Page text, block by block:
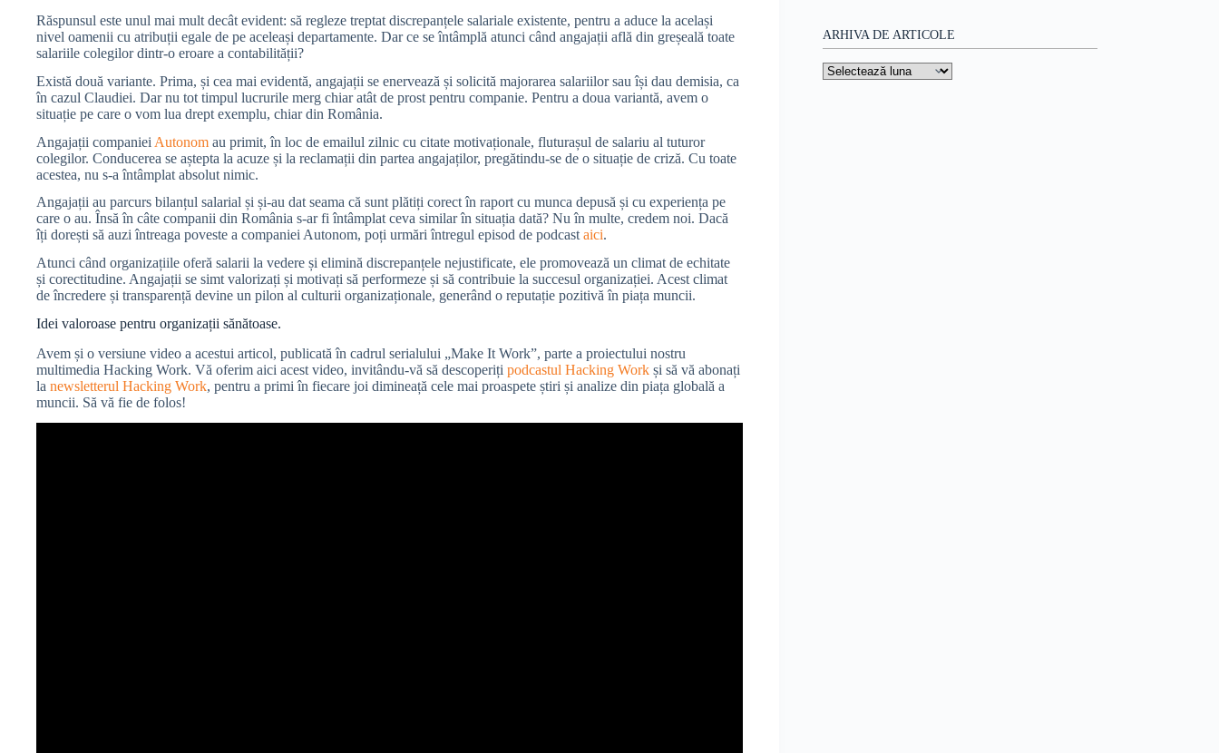
Răspunsul este unul mai mult decât evident: să regleze treptat discrepanțele salariale existente, pentru a aduce la același
nivel oamenii cu atribuții egale de pe aceleași departamente. Dar ce se întâmplă atunci când angajații află din greșeală toate
salariile colegilor dintr-o eroare a contabilității?
Există două variante. Prima, și cea mai evidentă, angajații se enervează și solicită majorarea salariilor sau își dau demisia, ca
în cazul Claudiei. Dar nu tot timpul lucrurile merg chiar atât de prost pentru companie. Pentru a doua variantă, avem o
situație pe care o vom lua drept exemplu, chiar din România.
Angajații companiei Autonom au primit, în loc de emailul zilnic cu citate motivaționale, fluturașul de salariu al tuturor
colegilor. Conducerea se aștepta la acuze și la reclamații din partea angajaților, pregătindu-se de o situație de criză. Cu toate
acestea, nu s-a întâmplat absolut nimic.
Angajații au parcurs bilanțul salarial și și-au dat seama că sunt plătiți corect în raport cu munca depusă și cu experiența pe
care o au. Însă în câte companii din România s-ar fi întâmplat ceva similar în situația dată? Nu în multe, credem noi. Dacă
îți dorești să auzi întreaga poveste a companiei Autonom, poți urmări întregul episod de podcast aici.
Atunci când organizațiile oferă salarii la vedere și elimină discrepanțele nejustificate, ele promovează un climat de echitate
și corectitudine. Angajații se simt valorizați și motivați să performeze și să contribuie la succesul organizației. Acest climat
de încredere și transparență devine un pilon al culturii organizaționale, generând o reputație pozitivă în piața muncii.
Idei valoroase pentru organizații sănătoase.
Avem și o versiune video a acestui articol, publicată în cadrul serialului „Make It Work”, parte a proiectului nostru
multimedia Hacking Work. Vă oferim aici acest video, invitându-vă să descoperiți podcastul Hacking Work și să vă abonați
la newsletterul Hacking Work, pentru a primi în fiecare joi dimineață cele mai proaspete știri și analize din piața globală a
muncii. Să vă fie de folos!
ARHIVA DE ARTICOLE
Arhiva
de